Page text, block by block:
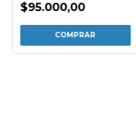
$95.000,00